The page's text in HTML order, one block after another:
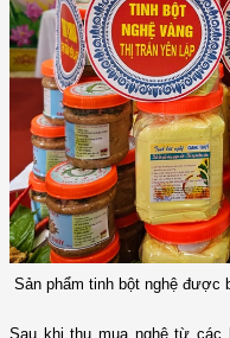
Sản phẩm tinh bột nghệ được
Sau khi thu mua nghệ từ các